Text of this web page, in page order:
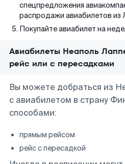
спецпредложения
распродажи авиабилетов из
Покупайте авиабилет на
Авиабилеты Неаполь
рейс или с пересадками
Вы можете добраться из
с авиабилетом в страну
способами:
прямым рейсом
рейс с пересадкой